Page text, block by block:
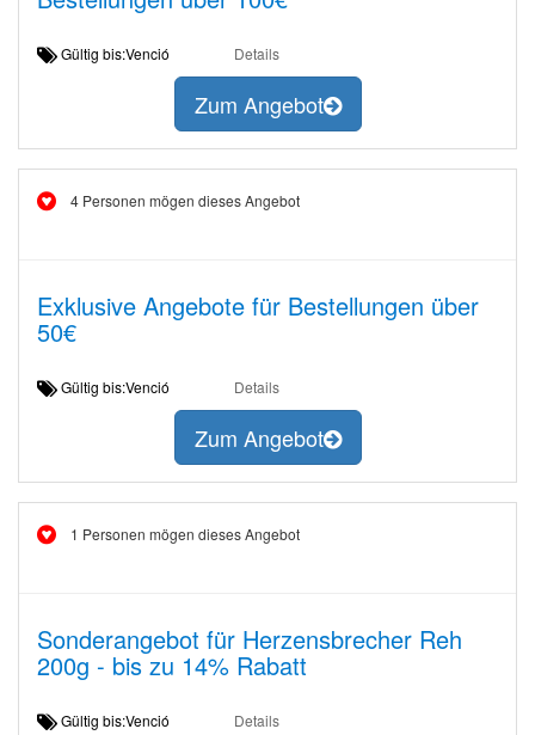
Gültig bis:Venció Details
Zum Angebot
4 Personen mögen dieses Angebot
Exklusive Angebote für Bestellungen über
50€
Gültig bis:Venció Details
Zum Angebot
1 Personen mögen dieses Angebot
Sonderangebot für Herzensbrecher Reh
200g - bis zu 14% Rabatt
Gültig bis:Venció Details